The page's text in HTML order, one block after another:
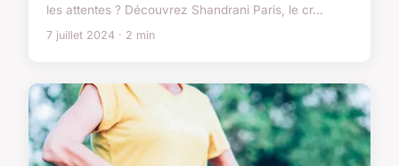
les attentes ? Découvrez Shandrani Paris, le cr...
7 juillet 2024 · 2 min